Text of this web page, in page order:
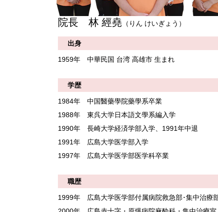
院長 林 經堯 （りん けいぎょう）
出身
1959年 中華民国 台湾 高雄市 生まれ
学歴
1984年 中国醫藥學院藥學系卒業
1988年 東呉大学日本語文學系編入学
1990年 長崎大学経済学部入学、1991年中退
1991年 広島大学医学部入学
1997年 広島大学医学部医学科卒業
職歴
1999年 広島大学医学部付属病院救急部･集中治療